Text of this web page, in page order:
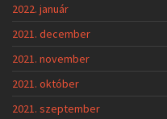
2022. január
2021. december
2021. november
2021. október
2021. szeptember